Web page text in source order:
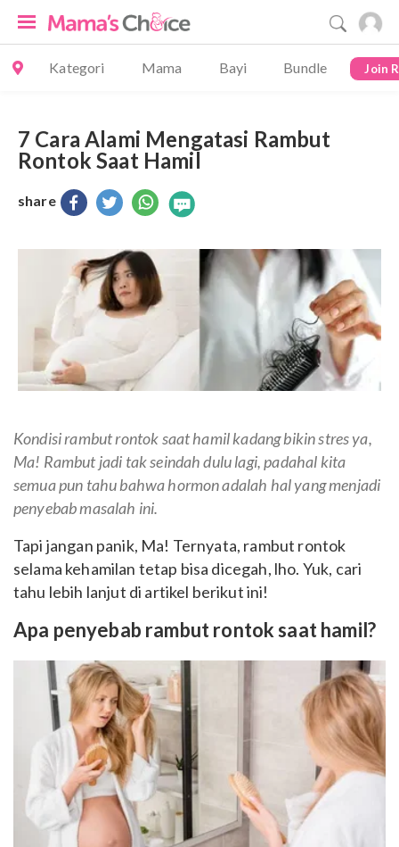
Kategori Mama Bayi Bundle Join
7 Cara Alami Mengatasi Rambut
Rontok Saat Hamil
share
Kondisi rambut rontok saat hamil kadang bikin stres ya,
Ma! Rambut jadi tak seindah dulu lagi, padahal kita
semua pun tahu bahwa hormon adalah hal yang menjadi
penyebab masalah ini.
Tapi jangan panik, Ma! Ternyata, rambut rontok
selama kehamilan tetap bisa dicegah, lho. Yuk, cari
tahu lebih lanjut di artikel berikut ini!
Apa penyebab rambut rontok saat hamil?